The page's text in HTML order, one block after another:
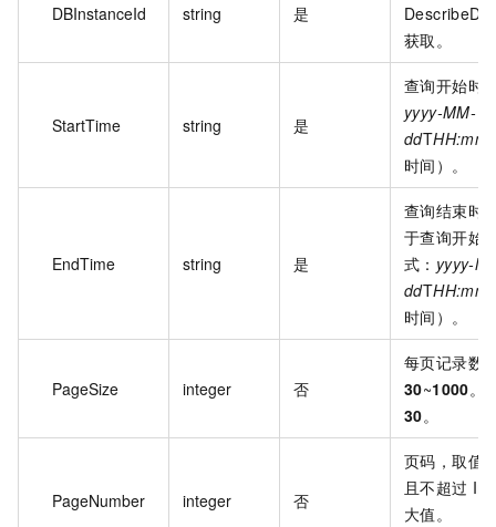
DBInstanceId string 是
获取。
StartTime string 是
查询开始时
yyyy-MM-
ddTHH:mm
时间）。
EndTime string 是
查询结束时
于查询开始
式： yyyy-
ddTHH:mm
时间）。
PageSize integer 否
每页记录数
30~1000。
30。
PageNumber integer 否
页码，取值
且不超过
大值。